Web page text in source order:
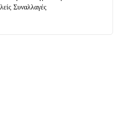
Συναλλαγές